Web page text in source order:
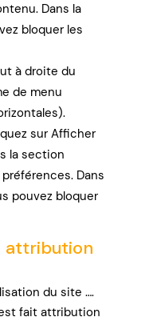
Dans la
bloquer les
à droite du
de menu
sur Afficher
la section
Dans
pouvez bloquer
attribution
du site ….
fait attribution